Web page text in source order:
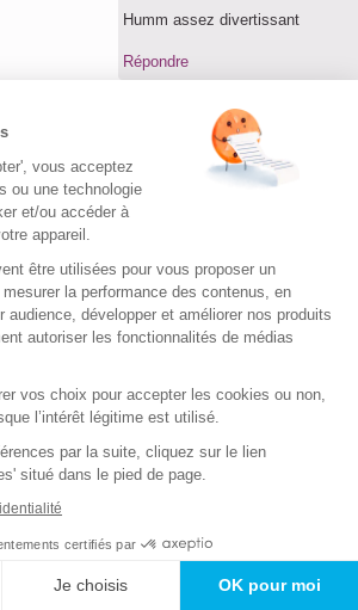
Humm assez divertissant
Répondre
25 mai 2022 à 5 h 40 min
9/15 de tres bonne question
Répondre
lulu dit :
3 juin 2022 à 8 h 19 min
super :)!!!! a refaire
21 juin 2022 à 10 h 38 min
Répondre
vous acceptez
ou une technologie
et/ou accéder à
appareil.
être utilisées pour vous proposer un
la performance des contenus, en
audience, développer et améliorer nos produits
autoriser les fonctionnalités de médias
vos choix pour accepter les cookies ou non,
l’intérêt légitime est utilisé.
par la suite, cliquez sur le lien
situé dans le pied de page.
certifiés par
Je choisis OK pour moi